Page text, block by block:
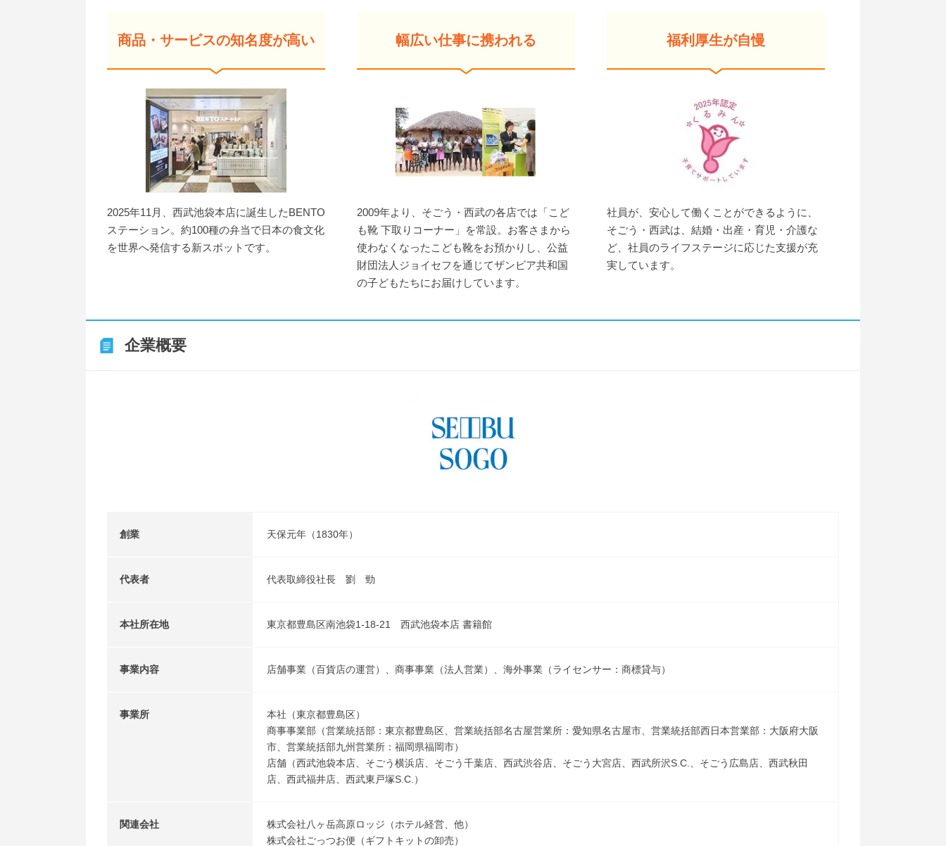
商品・サービスの知名度が高い
2025年11月、西武池袋本店に誕生したBENTO
ステーション。約100種の弁当で日本の食文化
を世界へ発信する新スポットです。
幅広い仕事に携われる
2009年より、そごう・西武の各店では「こど
も靴 下取りコーナー」を常設。お客さまから
使わなくなったこども靴をお預かりし、公益
財団法人ジョイセフを通じてザンビア共和国
の子どもたちにお届けしています。
福利厚生が自慢
社員が、安心して働くことができるように、
そごう・西武は、結婚・出産・育児・介護な
ど、社員のライフステージに応じた支援が充
実しています。
企業概要
創業 天保元年（1830年）
代表者 代表取締役社長 劉 勁
本社所在地 東京都豊島区南池袋1-18-21 西武池袋本店 書籍館
事業内容 店舗事業（百貨店の運営）、商事事業（法人営業）、海外事業（ライセンサー：商標貸与）
事業所
本社（東京都豊島区）
商事事業部（営業統括部：東京都豊島区、営業統括部名古屋営業所：愛知県名古屋市、営業統括部西日本営業部：大阪府大阪
市、営業統括部九州営業所：福岡県福岡市）
店舗（西武池袋本店、そごう横浜店、そごう千葉店、西武渋谷店、そごう大宮店、西武所沢S.C.、そごう広島店、西武秋田
店、西武福井店、西武東戸塚S.C.）
関連会社
株式会社八ヶ岳高原ロッジ（ホテル経営、他）
株式会社ごっつお便（ギフトキットの卸売）